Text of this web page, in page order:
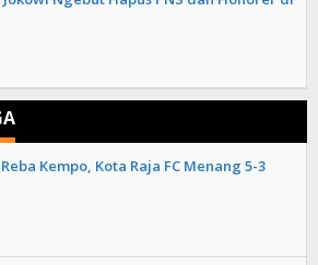
Kempo, Kota Raja FC Menang 5-3